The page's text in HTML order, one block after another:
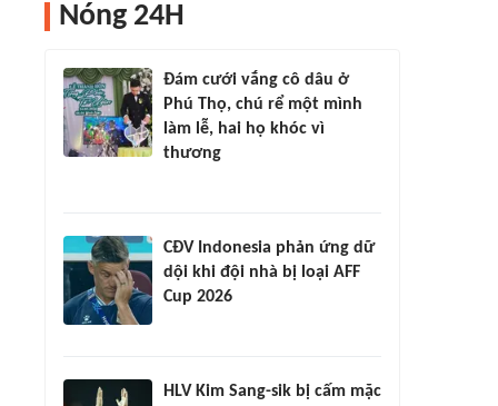
Nóng 24H
Đám cưới vắng cô dâu ở
Phú Thọ, chú rể một mình
làm lễ, hai họ khóc vì
thương
CĐV Indonesia phản ứng dữ
dội khi đội nhà bị loại AFF
Cup 2026
HLV Kim Sang-sik bị cấm mặc